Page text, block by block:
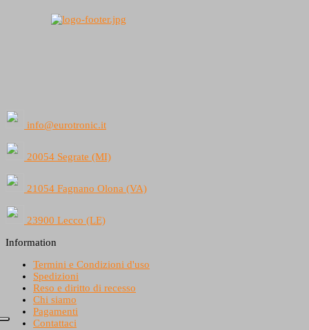
info@eurotronic.it
20054 Segrate (MI)
21054 Fagnano Olona (VA)
23900 Lecco (LE)
Information
Termini e Condizioni d'uso
Spedizioni
Reso e diritto di recesso
Chi siamo
Pagamenti
Contattaci